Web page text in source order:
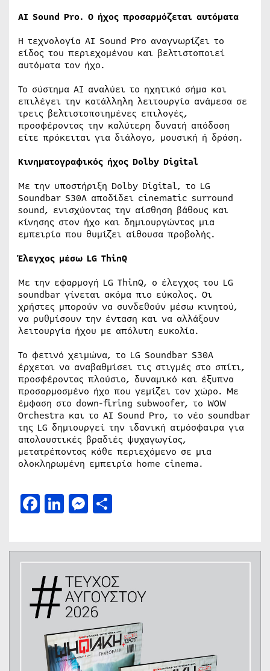
AI Sound Pro. Ο ήχος προσαρμόζεται αυτόματα
Η τεχνολογία AI Sound Pro αναγνωρίζει το
είδος του περιεχομένου και βελτιστοποιεί
αυτόματα τον ήχο.
Το σύστημα AI αναλύει το ηχητικό σήμα και
επιλέγει την κατάλληλη λειτουργία ανάμεσα σε
τρεις βελτιστοποιημένες επιλογές,
προσφέροντας την καλύτερη δυνατή απόδοση
είτε πρόκειται για διάλογο, μουσική ή δράση.
Κινηματογραφικός ήχος Dolby Digital
Με την υποστήριξη Dolby Digital, το LG
Soundbar S30A αποδίδει cinematic surround
sound, ενισχύοντας την αίσθηση βάθους και
κίνησης στον ήχο και δημιουργώντας μια
εμπειρία που θυμίζει αίθουσα προβολής.
Έλεγχος μέσω LG ThinQ
Με την εφαρμογή LG ThinQ, ο έλεγχος του LG
soundbar γίνεται ακόμα πιο εύκολος. Οι
χρήστες μπορούν να συνδεθούν μέσω κινητού,
να ρυθμίσουν την ένταση και να αλλάξουν
λειτουργία ήχου με απόλυτη ευκολία.
Το φετινό χειμώνα, το LG Soundbar S30A
έρχεται να αναβαθμίσει τις στιγμές στο σπίτι,
προσφέροντας πλούσιο, δυναμικό και έξυπνα
προσαρμοσμένο ήχο που γεμίζει τον χώρο. Με
έμφαση στο down-firing subwoofer, το WOW
Orchestra και το AI Sound Pro, το νέο soundbar
της LG δημιουργεί την ιδανική ατμόσφαιρα για
απολαυστικές βραδιές ψυχαγωγίας,
μετατρέποντας κάθε περιεχόμενο σε μια
ολοκληρωμένη εμπειρία home cinema.
Facebook
LinkedIn
Messenger